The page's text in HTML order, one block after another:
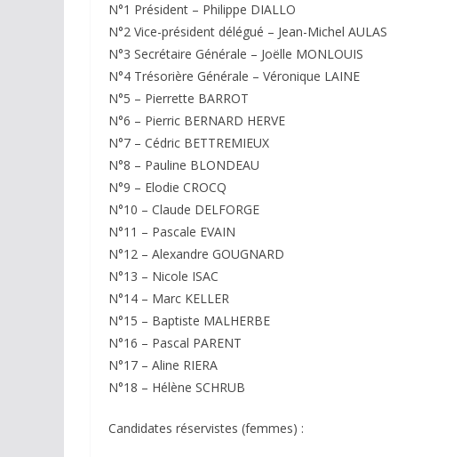
N°1 Président – Philippe DIALLO
N°2 Vice-président délégué – Jean-Michel AULAS
N°3 Secrétaire Générale – Joëlle MONLOUIS
N°4 Trésorière Générale – Véronique LAINE
N°5 – Pierrette BARROT
N°6 – Pierric BERNARD HERVE
N°7 – Cédric BETTREMIEUX
N°8 – Pauline BLONDEAU
N°9 – Elodie CROCQ
N°10 – Claude DELFORGE
N°11 – Pascale EVAIN
N°12 – Alexandre GOUGNARD
N°13 – Nicole ISAC
N°14 – Marc KELLER
N°15 – Baptiste MALHERBE
N°16 – Pascal PARENT
N°17 – Aline RIERA
N°18 – Hélène SCHRUB
Candidates réservistes (femmes) :